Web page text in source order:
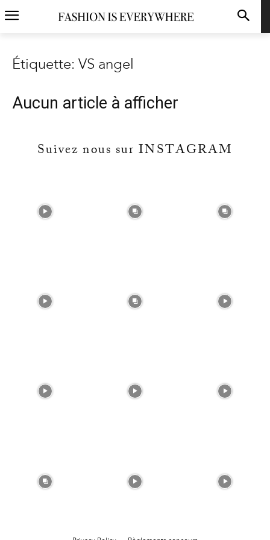
Étiquette: VS angel
Aucun article à afficher
Suivez nous sur INSTAGRAM